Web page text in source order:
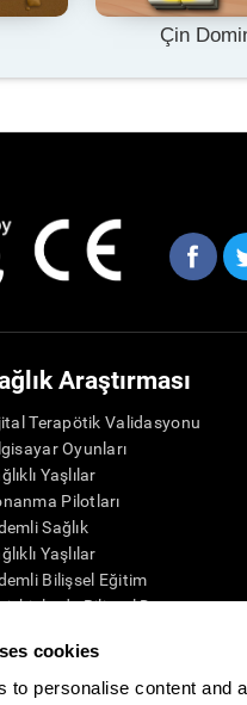
cookies
to personalise content and
Çin
Araştırması
Terapötik Validasyonu
Oyunları
Yaşlılar
Pilotları
Sağlık
Yaşlılar
Bilişsel Eğitim
Bilişsel Durum
taksonomisi